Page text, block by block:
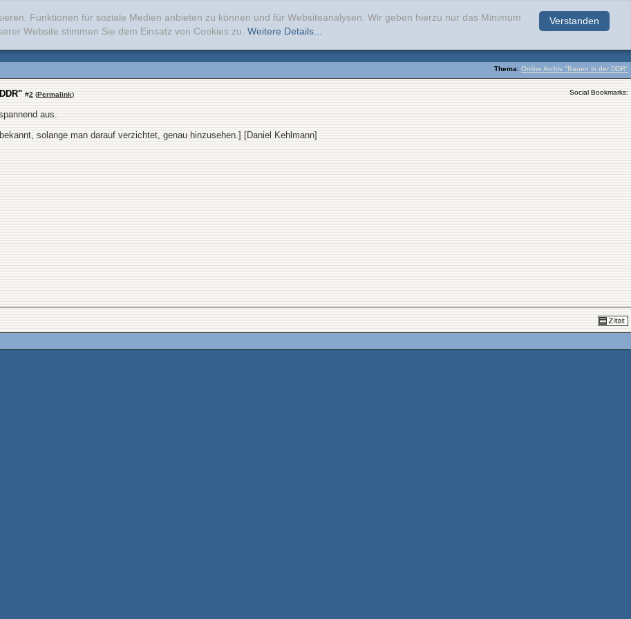
Verstanden
Funktionen für soziale Medien anbieten zu können und für Websiteanalysen. Wir geben hierzu nur das Minimum
Website stimmen Sie dem Einsatz von Cookies zu. Weitere Details...
Thema: Online Archiv "Bauen in der DDR"
#2 (Permalink) Social Bookmarks:
aus.
solange man darauf verzichtet, genau hinzusehen.] [Daniel Kehlmann]